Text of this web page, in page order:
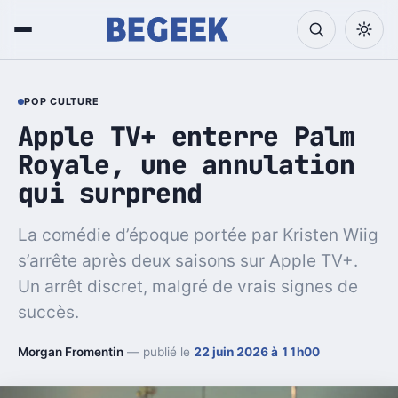
POP CULTURE
Apple TV+ enterre Palm
Royale, une annulation
qui surprend
La comédie d’époque portée par Kristen Wiig
s’arrête après deux saisons sur Apple TV+.
Un arrêt discret, malgré de vrais signes de
succès.
Morgan Fromentin — publié le 22 juin 2026 à 11h00